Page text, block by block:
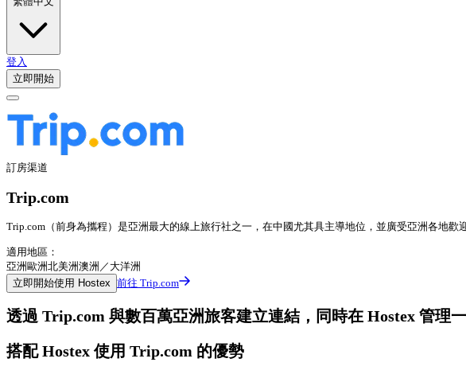
登入
立即開始
訂房渠道
Trip.com
Trip.com（前身為攜程）是亞洲最大的線上旅行社之一，在中國尤其具主導地位，並廣受亞洲各地
適用地區：
亞洲歐洲北美洲澳洲／大洋洲
立即開始使用 Hostex 前往 Trip.com
透過 Trip.com 與數百萬亞洲旅客建立連結，同時在 Hostex 管理一
搭配 Hostex 使用 Trip.com 的優勢